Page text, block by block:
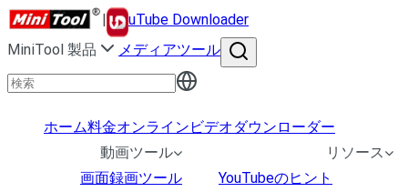
|
uTube Downloader
MiniTool 製品
メディアツール
ホーム料金オンラインビデオダウンローダー
動画ツール
画面録画ツール
リソース
YouTubeのヒント